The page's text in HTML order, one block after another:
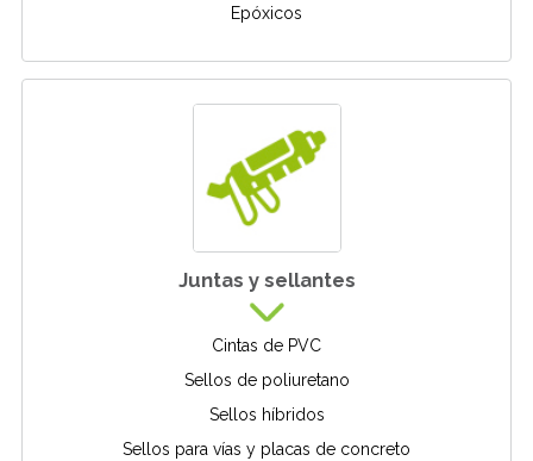
Epóxicos
Juntas y sellantes
Cintas de PVC
Sellos de poliuretano
Sellos híbridos
Sellos para vías y placas de concreto